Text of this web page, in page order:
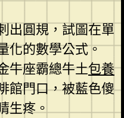
出圓規，試圖在單
化的數學公式。
牛座霸總牛土包養
館門口，被藍色傻
生疼。